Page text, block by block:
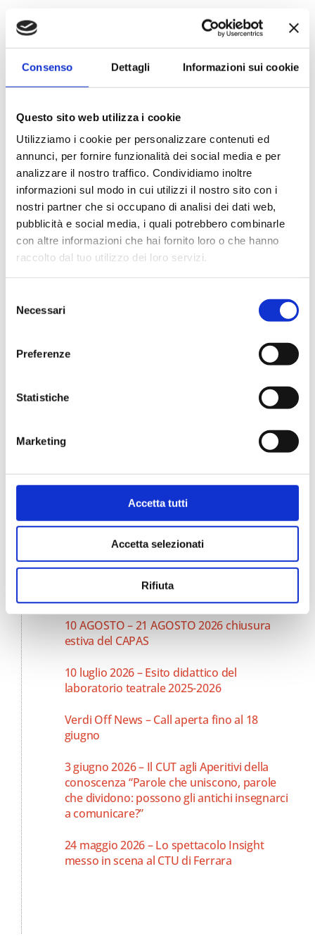
Consenso Dettagli Informazioni sui cookie
Questo sito web utilizza i cookie
Utilizziamo i cookie per personalizzare contenuti ed
annunci, per fornire funzionalità dei social media e per
analizzare il nostro traffico. Condividiamo inoltre
informazioni sul modo in cui utilizzi il nostro sito con i
nostri partner che si occupano di analisi dei dati web,
pubblicità e social media, i quali potrebbero combinarle
con altre informazioni che hai fornito loro o che hanno
raccolto dal tuo utilizzo dei loro servizi.
delNecessari
Preferenze
Statistiche
Marketing
Accetta tutti
Accetta selezionati
Rifiuta
per:
Insolito Festival 2026: al CAPAS due
appuntamenti tra teatro e ricerca
10 AGOSTO – 21 AGOSTO 2026 chiusura
estiva del CAPAS
10 luglio 2026 – Esito didattico del
laboratorio teatrale 2025-2026
Verdi Off News – Call aperta fino al 18
giugno
3 giugno 2026 – Il CUT agli Aperitivi della
conoscenza “Parole che uniscono, parole
che dividono: possono gli antichi insegnarci
a comunicare?”
24 maggio 2026 – Lo spettacolo Insight
messo in scena al CTU di Ferrara